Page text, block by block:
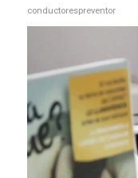
conductorespreventor